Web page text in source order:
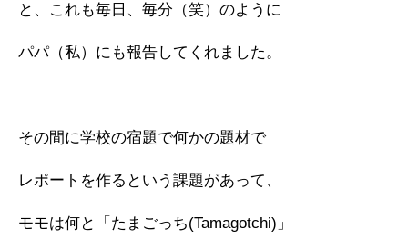
と、これも毎日、毎分（笑）のように
パパ（私）にも報告してくれました。
その間に学校の宿題で何かの題材で
レポートを作るという課題があって、
モモは何と「たまごっち(Tamagotchi)」